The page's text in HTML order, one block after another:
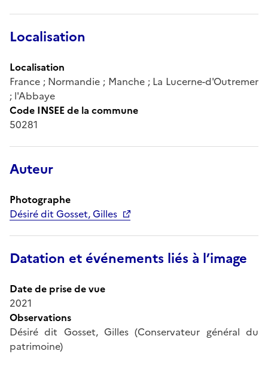
Localisation
Localisation
France ; Normandie ; Manche ; La Lucerne-d'Outremer
; l'Abbaye
Code INSEE de la commune
50281
Auteur
Photographe
Désiré dit Gosset, Gilles
Datation et événements liés à l’image
Date de prise de vue
2021
Observations
Désiré dit Gosset, Gilles (Conservateur général du
patrimoine)